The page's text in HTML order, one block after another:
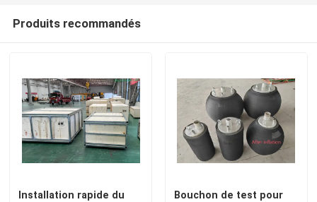
Maison
Produits
Au sujet de nous
Visite d'usine
Produits recommandés
Installation rapide du
Bouchon de test pour